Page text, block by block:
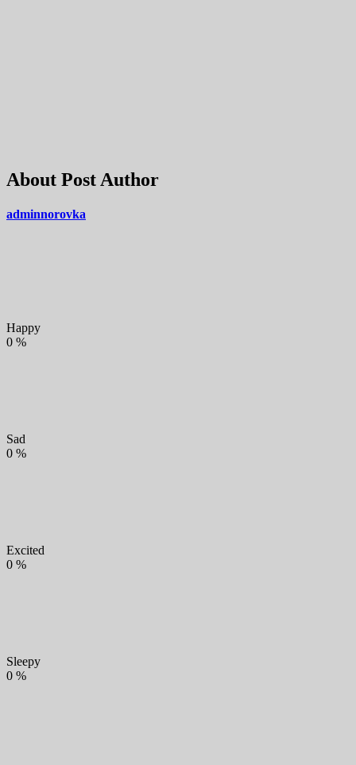
About Post Author
adminnorovka
Happy
0 %
Sad
0 %
Excited
0 %
Sleepy
0 %